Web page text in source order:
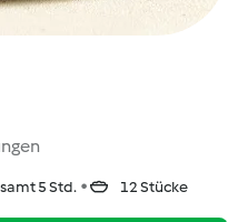
5 Std. 12 Stücke